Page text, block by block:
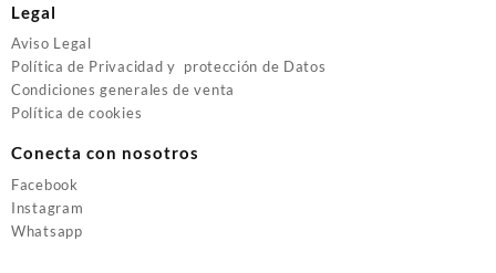
Legal
Aviso Legal
Política de Privacidad y protección de Datos
Condiciones generales de venta
Política de cookies
Conecta con nosotros
Facebook
Instagram
Whatsapp